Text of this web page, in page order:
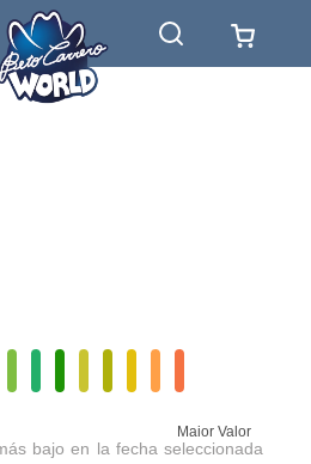
Maior Valor
bajo en la fecha seleccionada